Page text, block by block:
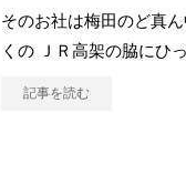
そのお社は梅田のど真
くの ＪＲ高架の脇にひ
記事を読む